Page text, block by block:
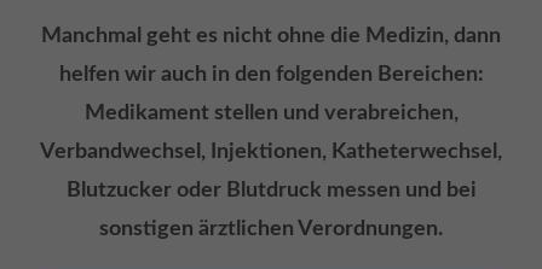
Manchmal geht es nicht ohne die Medizin, dann
helfen wir auch in den folgenden Bereichen:
Medikament stellen und verabreichen,
Verbandwechsel, Injektionen, Katheterwechsel,
Blutzucker oder Blutdruck messen und bei
sonstigen ärztlichen Verordnungen.